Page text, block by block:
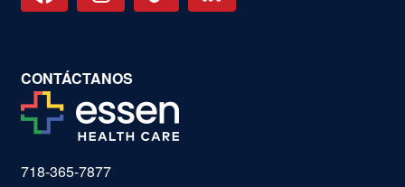
CONTÁCTANOS
718-365-7877